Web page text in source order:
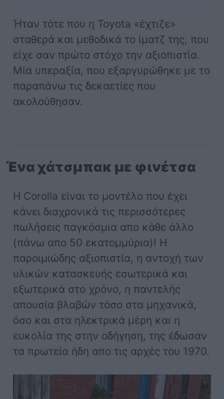
Ήταν τότε που η Toyota «έχτιζε»
σταθερά και μεθοδικά το ίματζ της, που
είχε σαν πρώτο στόχο την αξιοπιστία.
Μία υπεραξία, που εξαργυρώθηκε με το
παραπάνω τις δεκαετίες που
ακολούθησαν.
Ένα χάτσμπακ με φινέτσα
Η Corolla είναι το μοντέλο που έχει
κάνει διαχρονικά τις περισσότερες
πωλήσεις παγκόσμια απο κάθε άλλο
(πάνω απο 50 εκατομμύρια)! Η
παροιμιώδης αξιοπιστία, η αντοχή των
υλικών κατασκευής εσωτερικά και
εξωτερικά στο χρόνο, η παντελής
απουσία βλαβών τόσο στα μηχανικά,
όσο και στα ηλεκτρικά μέρη και η
ευκολία της στην οδήγηση, της έδωσαν
τα πρωτεία ήδη απο τις αρχές του 1970.